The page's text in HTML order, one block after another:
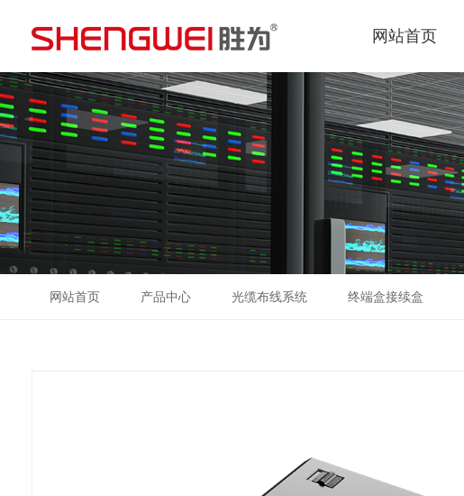
网站首页
网站首页 产品中心 光缆布线系统 终端盒接续盒